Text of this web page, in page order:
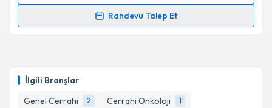
İlgili Branşlar
Genel Cerrahi
2 Cerrahi Onkoloji 1
Randevu Talep Et
E-posta Adresiniz